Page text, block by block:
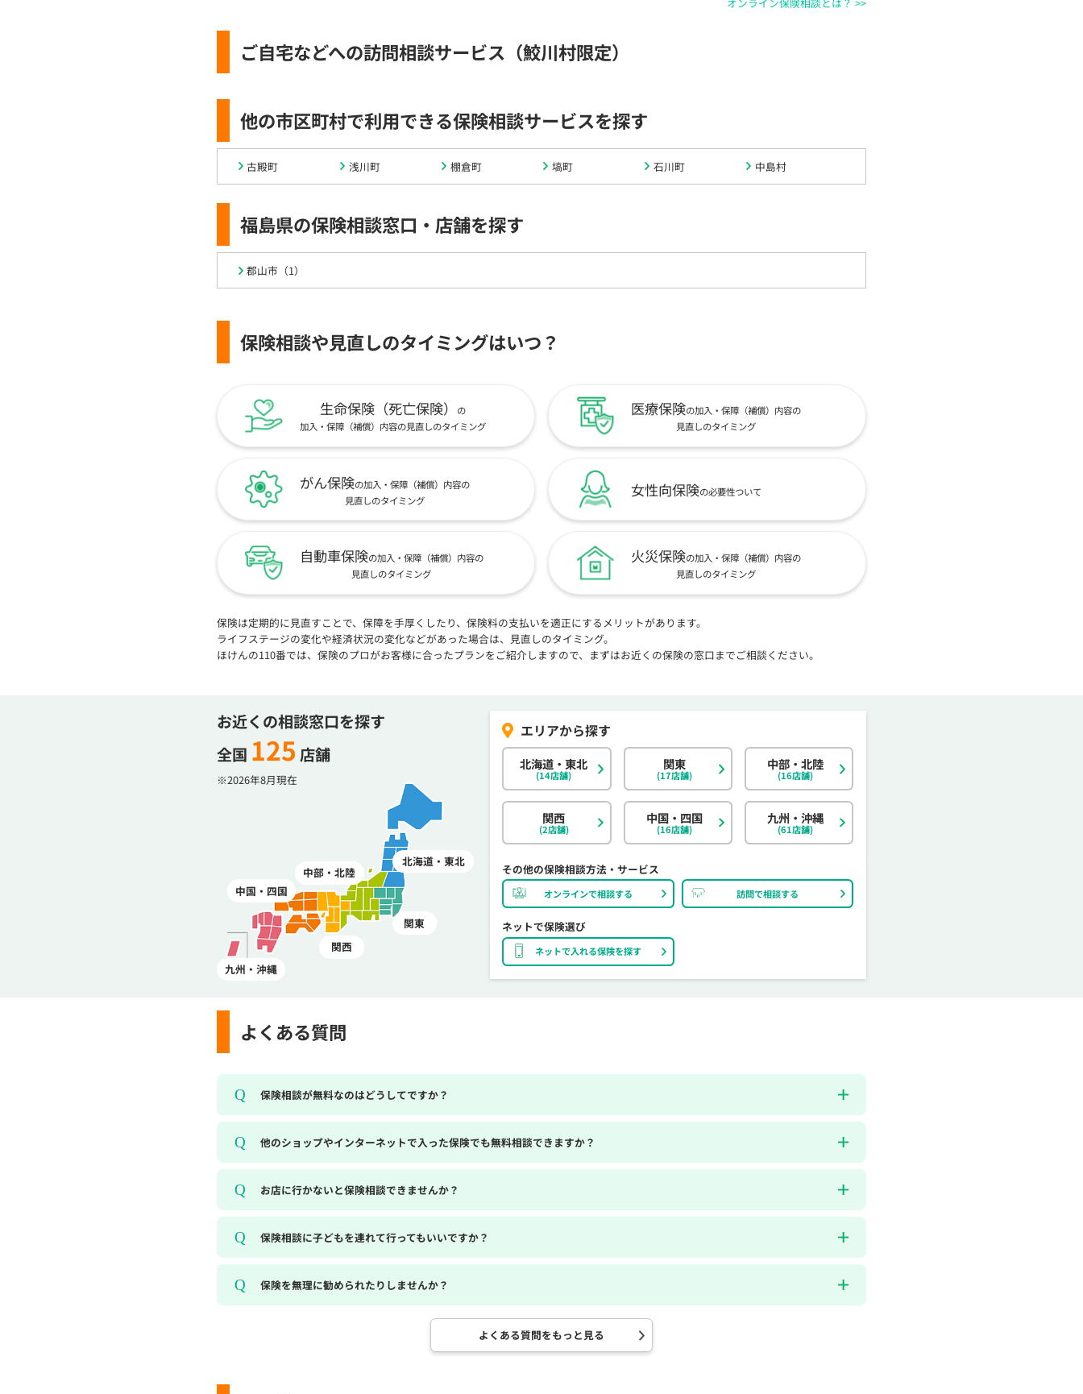
ご自宅などへの訪問相談サービス（鮫川村限定）
他の市区町村で利用できる保険相談サービスを探す
古殿町 浅川町 棚倉町 塙町 石川町 中島村
福島県の保険相談窓口・店舗を探す
郡山市（1）
保険相談や見直しのタイミングはいつ？
生命保険（死亡保険）
の
加入・保障（補償）内容の見直しのタイミング
医療保険の加入・保障（補償）内容の
見直しのタイミング
がん保険の加入・保障（補償）内容の
見直しのタイミング
女性向保険の必要性ついて
自動車保険の加入・保障（補償）内容の
見直しのタイミング
火災保険の加入・保障（補償）内容の
見直しのタイミング
保険は定期的に見直すことで、保障を手厚くしたり、保険料の支払いを適正にするメリットがあります。
ライフステージの変化や経済状況の変化などがあった場合は、見直しのタイミング。
ほけんの110番では、保険のプロがお客様に合ったプランをご紹介しますので、まずはお近くの保険の窓口までご相談ください。
その他の保険相談方法・サービス
オンラインで相談する 訪問で相談する
ネットで保険選び
ネットで入れる保険を探す
お近くの相談窓口を探す
全国 125 店舗
北海道・東北
関東
中部・北陸
関西
中国・四国
九州・沖縄
北海道・東北
(14店舗)
関東
(17店舗)
中部・北陸
(16店舗)
関西
(2店舗)
中国・四国
(16店舗)
九州・沖縄
(61店舗)
※2026年8月現在
よくある質問
保険相談が無料なのはどうしてですか？
他のショップやインターネットで入った保険でも無料相談できますか？
お店に行かないと保険相談できませんか？
保険相談に子どもを連れて行ってもいいですか？
保険を無理に勧められたりしませんか？
よくある質問をもっと見る